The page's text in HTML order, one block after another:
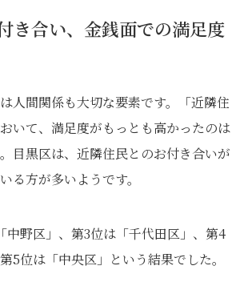
き合い、金銭面での満足度
人間関係も大切な要素です。「近隣住
いて、満足度がもっとも高かったのは
目黒区は、近隣住民とのお付き合いが
る方が多いようです。
中野区」、第3位は「千代田区」、第4
5位は「中央区」という結果でした。